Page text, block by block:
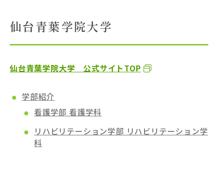
仙台青葉学院大学
仙台青葉学院大学 公式サイトTOP
学部紹介
看護学部 看護学科
リハビリテーション学部 リハビリテーション学
科